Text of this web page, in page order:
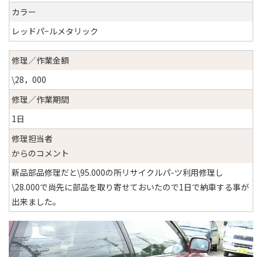
カラー
レッドパ−ルメタリック
修理／作業金額
\28，000
修理／作業期間
1日
修理担当者
からのコメント
新品部品修理だと\95.000の所リサイクルパ-ツ利用修理し
\28.000で尚先に部品を取り寄せておいたので1日で納車する事が
出来ました。